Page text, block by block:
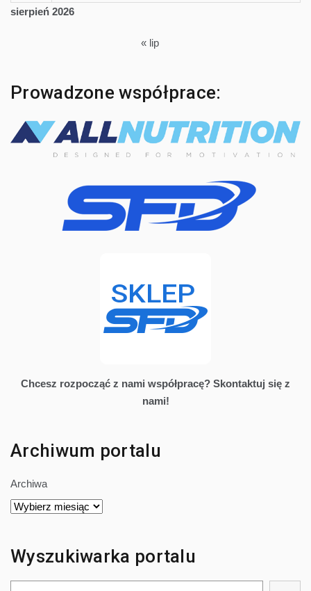
sierpień 2026
« lip
Prowadzone współprace:
Chcesz rozpocząć z nami współpracę? Skontaktuj się z
nami!
Archiwum portalu
Archiwa
Wyszukiwarka portalu